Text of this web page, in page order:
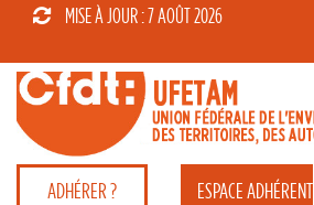
MISE À JOUR : 7 AOÛT 2026
ADHÉRER ? ESPACEADHÉRENT